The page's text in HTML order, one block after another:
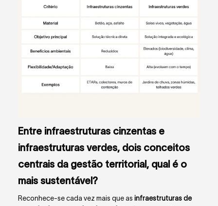
Entre infraestruturas cinzentas e
infraestruturas verdes, dois conceitos
centrais da gestão territorial, qual é o
mais sustentável?
Reconhece-se cada vez mais que asinfraestruturas de